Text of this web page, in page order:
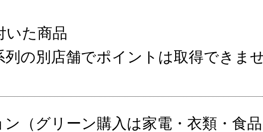
いた商品
列の別店舗でポイントは取得できま
（グリーン購入は家電・衣類・食